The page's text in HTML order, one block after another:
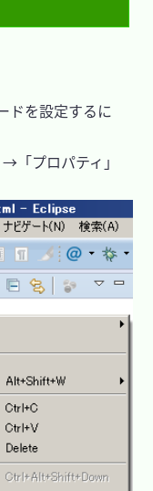
ドを設定するに
「プロパティ」